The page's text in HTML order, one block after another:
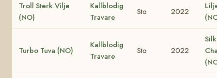
Troll Sterk Vilje
(NO)
Kallblodig
Travare
Sto 2022
Turbo Tuva (NO)
Kallblodig
Travare
Sto 2022